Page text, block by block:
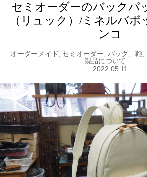
セミオーダーのバックパ
（リュック）/ミネルバボ
ンコ
オーダーメイド セミオーダー バッグ、鞄
製品について
2022.05.11